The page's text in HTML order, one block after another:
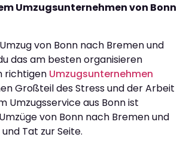
Umzugsunternehmen von Bonn
von Bonn nach Bremen und
das am besten organisieren
richtigen Umzugsunternehmen
Großteil des Stress und der Arbeit
Umzugsservice aus Bonn ist
von Bonn nach Bremen und
Tat zur Seite.